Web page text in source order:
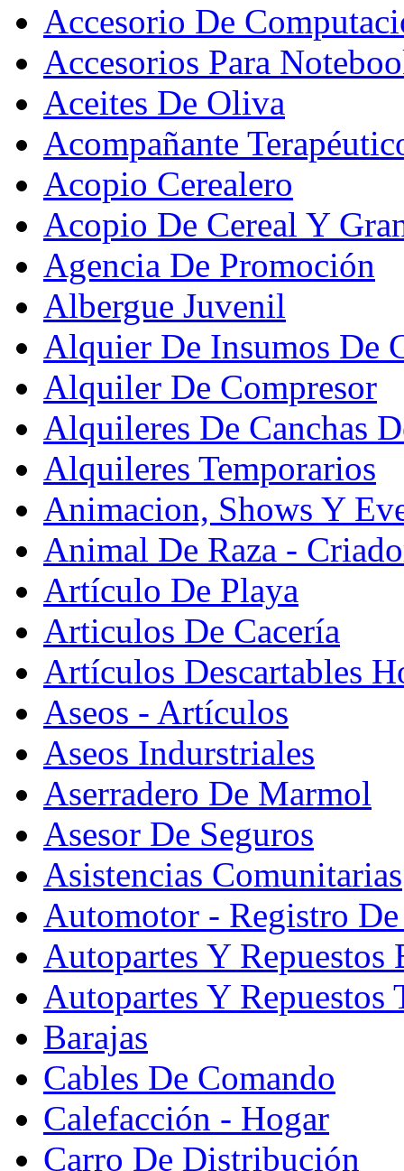
Accesorio De
Accesorios Para
Aceites De Oliva
Acompañante
Acopio Cerealero
Acopio De Cereal Y
Agencia De Promoción
Albergue Juvenil
Alquier De Insumos De
Alquiler De Compresor
Alquileres De Canchas
Alquileres Temporarios
Animacion, Shows Y
Animal De Raza -
Artículo De Playa
Articulos De Cacería
Artículos Descartables
Aseos - Artículos
Aseos Indurstriales
Aserradero De Marmol
Asesor De Seguros
Asistencias Comunitarias
Automotor - Registro
Autopartes Y Repuestos
Autopartes Y Repuestos
Barajas
Cables De Comando
Calefacción - Hogar
Carro De Distribución